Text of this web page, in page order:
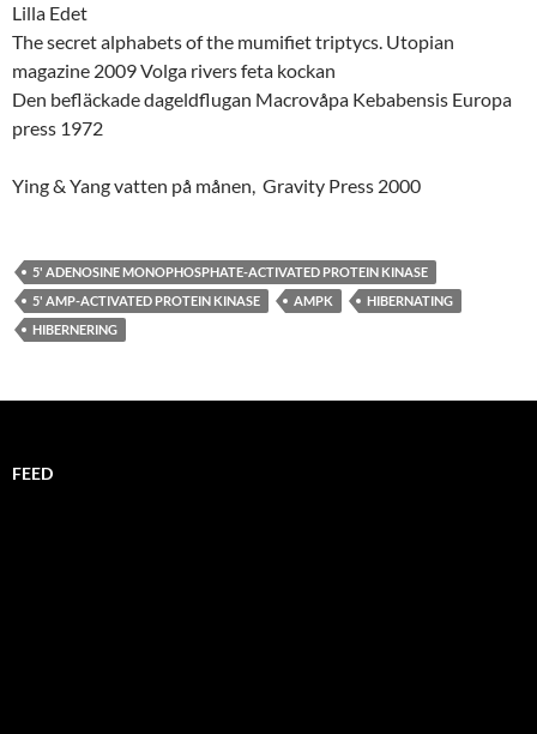
Lilla Edet
The secret alphabets of the mumifiet triptycs. Utopian
magazine 2009 Volga rivers feta kockan
Den befläckade dageldflugan Macrovåpa Kebabensis Europa
press 1972
Ying & Yang vatten på månen, Gravity Press 2000
5' ADENOSINE MONOPHOSPHATE-ACTIVATED PROTEIN KINASE
5' AMP-ACTIVATED PROTEIN KINASE
AMPK
HIBERNATING
HIBERNERING
FEED